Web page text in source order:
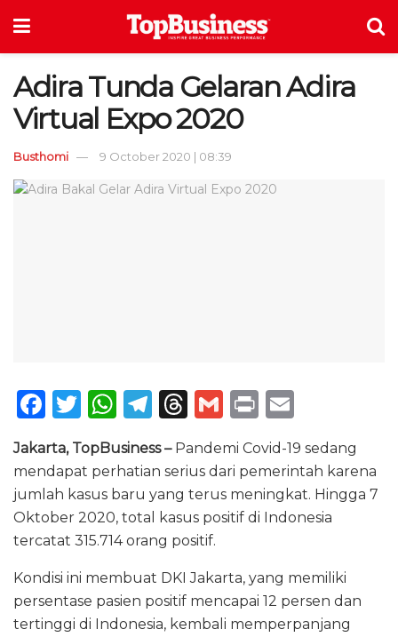
Adira Tunda Gelaran Adira
Virtual Expo 2020
Busthomi 9 October 2020 | 08:39
F
c
e
b
o
o
k
T
it
te
r
W
h
a
ts
A
p
p
T
e
g
ra
m
T
re
a
d
s
G
ai
l
P
n
t
ai
l
Jakarta, TopBusiness – Pandemi Covid-19 sedang
mendapat perhatian serius dari pemerintah karena
jumlah kasus baru yang terus meningkat. Hingga 7
Oktober 2020, total kasus positif di Indonesia
tercatat 315.714 orang positif.
Kondisi ini membuat DKI Jakarta, yang memiliki
persentase pasien positif mencapai 12 persen dan
tertinggi di Indonesia, kembali memperpanjang